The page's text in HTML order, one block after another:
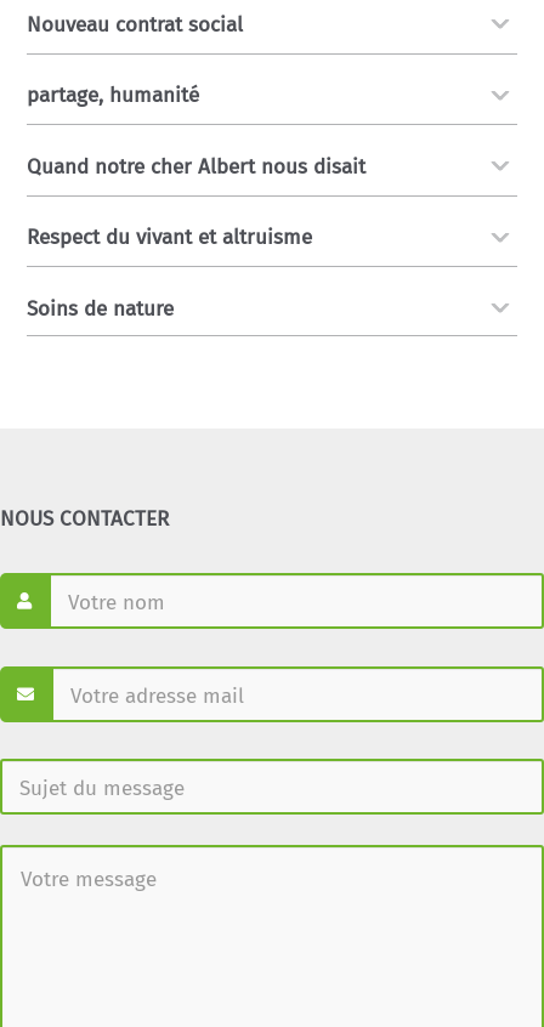
Nouveau contrat social
partage, humanité
Quand notre cher Albert nous disait
Respect du vivant et altruisme
Soins de nature
NOUS CONTACTER